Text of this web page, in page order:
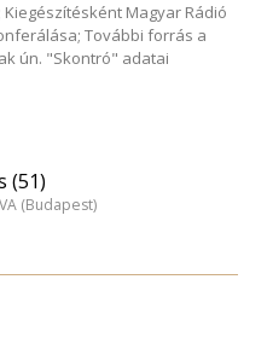
Kiegészítésként Magyar Rádió
További forrás a
ún. "Skontró" adatai
(51)
(Budapest)